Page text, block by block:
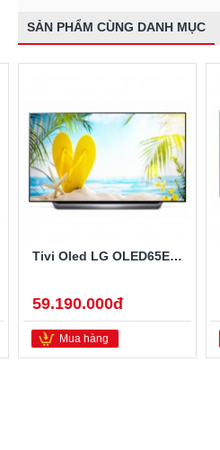
SẢN PHẨM CÙNG DANH MỤC
Tivi Oled LG OLED65E8PTA 65 Inch
59.190.000đ
Mua hàng